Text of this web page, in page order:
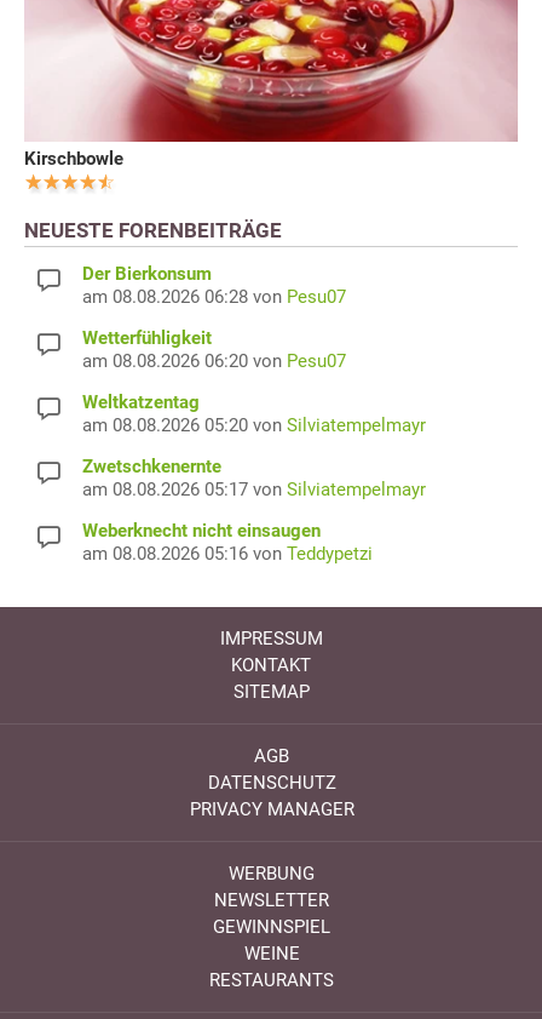
Kirschbowle
NEUESTE FORENBEITRÄGE
Der Bierkonsum
am 08.08.2026 06:28 von Pesu07
Wetterfühligkeit
am 08.08.2026 06:20 von Pesu07
Weltkatzentag
am 08.08.2026 05:20 von Silviatempelmayr
Zwetschkenernte
am 08.08.2026 05:17 von Silviatempelmayr
Weberknecht nicht einsaugen
am 08.08.2026 05:16 von Teddypetzi
IMPRESSUM
KONTAKT
SITEMAP
AGB
DATENSCHUTZ
PRIVACY MANAGER
WERBUNG
NEWSLETTER
GEWINNSPIEL
WEINE
RESTAURANTS